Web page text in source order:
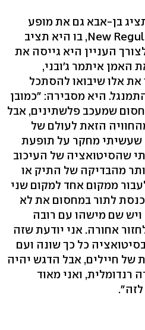
בן-אבא גם את מופע
הפרפורמנס שלה New Regulations, בו היא תציב
העניין היא גייסה את
האמן איתמר ג'ובני,
את אלו שיבואו להסתכל
היא מסבירה: "כמובן
שמעכב פלשתינים, אבל
הזאת לעולם של
שעשיתי מחקר על תופעת
שהסיטואציה של העיכוב
מהבדיקה של התיק או
ממקום אחד למקום שני
לתור במחסום את לא
שם מישהו עם רובה
אחורה. אני יודעת שזה
כל כך שונה ועם
חיילים, אבל הדגש יהיה
רנדומלית, ואני מאוד
לזה".